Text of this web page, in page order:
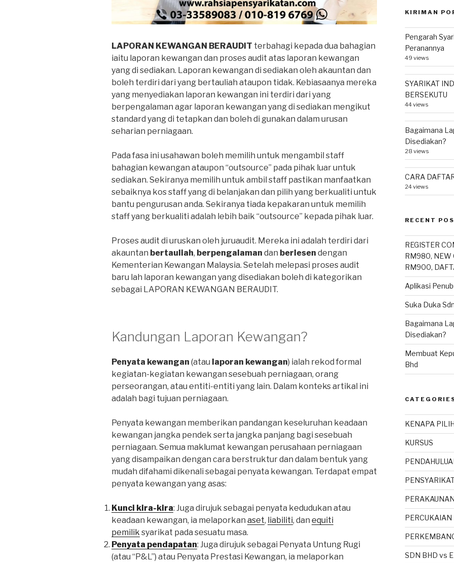
LAPORAN KEWANGAN BERAUDIT terbahagi kepada dua bahagian
iaitu laporan kewangan dan proses audit atas laporan kewangan
yang di sediakan. Laporan kewangan di sediakan oleh akauntan dan
boleh terdiri dari yang bertauliah ataupon tidak. Kebiasaanya mereka
yang menyediakan laporan kewangan ini terdiri dari yang
berpengalaman agar laporan kewangan yang di sediakan mengikut
standard yang di tetapkan dan boleh di gunakan dalam urusan
seharian perniagaan.
Pada fasa ini usahawan boleh memilih untuk mengambil staff
bahagian kewangan ataupon “outsource” pada pihak luar untuk
sediakan. Sekiranya memilih untuk ambil staff pastikan manfaatkan
sebaiknya kos staff yang di belanjakan dan pilih yang berkualiti untuk
bantu pengurusan anda. Sekiranya tiada kepakaran untuk memilih
staff yang berkualiti adalah lebih baik “outsource” kepada pihak luar.
Proses audit di uruskan oleh juruaudit. Mereka ini adalah terdiri dari
akauntan bertauliah, berpengalaman dan berlesen dengan
Kementerian Kewangan Malaysia. Setelah melepasi proses audit
baru lah laporan kewangan yang disediakan boleh di kategorikan
sebagai LAPORAN KEWANGAN BERAUDIT.
Kandungan Laporan Kewangan?
Penyata kewangan (atau laporan kewangan) ialah rekod formal
kegiatan-kegiatan kewangan sesebuah perniagaan, orang
perseorangan, atau entiti-entiti yang lain. Dalam konteks artikal ini
adalah bagi tujuan perniagaan.
Penyata kewangan memberikan pandangan keseluruhan keadaan
kewangan jangka pendek serta jangka panjang bagi sesebuah
perniagaan. Semua maklumat kewangan perusahaan perniagaan
yang disampaikan dengan cara berstruktur dan dalam bentuk yang
mudah difahami dikenali sebagai penyata kewangan. Terdapat empat
penyata kewangan yang asas:
Kunci kira-kira: Juga dirujuk sebagai penyata kedudukan atau
keadaan kewangan, ia melaporkan aset, liabiliti, dan equiti
pemilik syarikat pada sesuatu masa.
Penyata pendapatan: Juga dirujuk sebagai Penyata Untung Rugi
(atau “P&L”) atau Penyata Prestasi Kewangan, ia melaporkan
KIRIMAN
Pengarah
Peranannya
49 views
SYARIKAT
BERSEKUTU
44 views
Bagaimana
Disediakan?
28 views
CARA
24 views
RECENT
REGISTER
RM980, NEW
RM900,
Aplikasi
Suka Duka
Bagaimana
Disediakan?
Membuat
Bhd
KENAPA
KURSUS
PERCUKAIAN
SDN BHD vs